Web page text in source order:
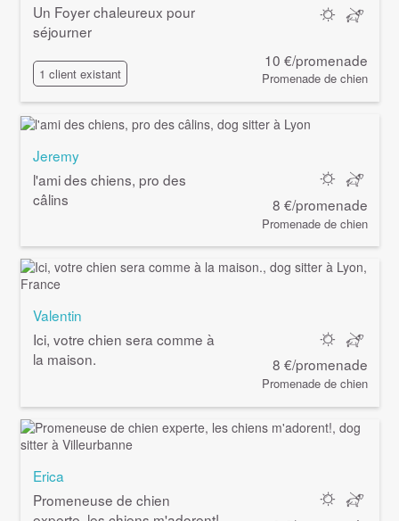
Un Foyer chaleureux pour
séjourner
1 client existant
10 €/promenade
Promenade de chien
Jeremy
l'ami des chiens, pro des
câlins
8 €/promenade
Promenade de chien
Valentin
Ici, votre chien sera comme à
la maison.
8 €/promenade
Promenade de chien
Erica
Promeneuse de chien